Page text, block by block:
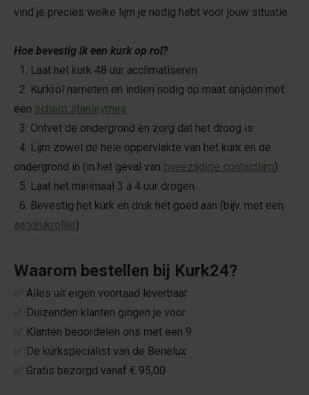
vind je precies welke lijm je nodig hebt voor jouw situatie.
Hoe bevestig ik een kurk op rol?
1. Laat het kurk 48 uur acclimatiseren
2. Kurkrol nameten en indien nodig op maat snijden met
een scherp stanleymes
3. Ontvet de ondergrond en zorg dat het droog is
4. Lijm zowel de hele oppervlakte van het kurk en de
ondergrond in (in het geval van tweezijdige contactlijm)
5. Laat het minimaal 3 á 4 uur drogen
6. Bevestig het kurk en druk het goed aan (bijv. met een
aandrukroller)
Waarom bestellen bij Kurk24?
✅ Alles uit eigen voorraad leverbaar
✅ Duizenden klanten gingen je voor
✅ Klanten beoordelen ons met een 9
✅ De kurkspecialist van de Benelux
✅ Gratis bezorgd vanaf € 95,00